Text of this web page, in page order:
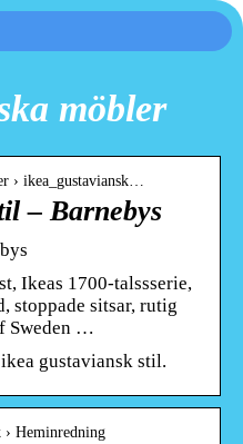
möbler
› ikea_gustaviansk…
– Barnebys
Ikeas 1700-talssserie,
stoppade sitsar, rutig
Sweden …
gustaviansk stil.
› Heminredning